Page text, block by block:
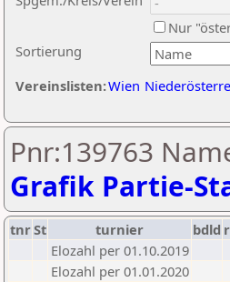
Sortierung
Nur
Vereinslisten:Wien
Pnr:139763
Grafik Partie-
tnrSt turnier bdld
Elozahl per 01.10.2019
Elozahl per 01.01.2020